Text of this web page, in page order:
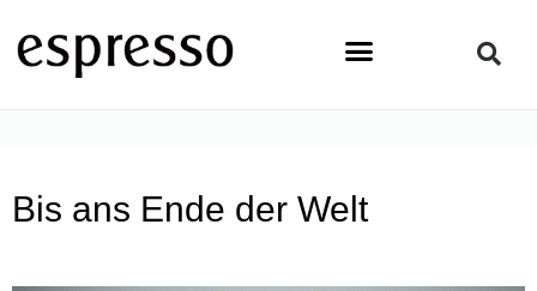
Inhalt
springen
Bis ans Ende der Welt